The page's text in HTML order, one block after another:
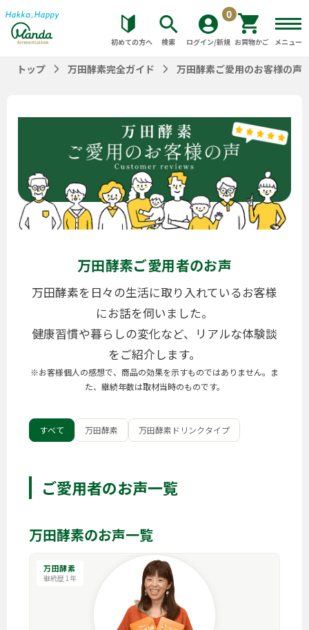
初めての方へ 検索 ログイン/新規お買物かご
0
メニュー
トップ 万田酵素完全ガイド 万田酵素ご愛用のお客様の声
万田酵素ご愛用者のお声
万田酵素を日々の生活に取り入れているお客様
にお話を伺いました。
健康習慣や暮らしの変化など、リアルな体験談
をご紹介します。
※お客様個人の感想で、商品の効果を示すものではありません。ま
た、継続年数は取材当時のものです。
すべて 万田酵素 万田酵素ドリンクタイプ
ご愛用者のお声一覧
万田酵素のお声一覧
万田酵素
継続歴 1年